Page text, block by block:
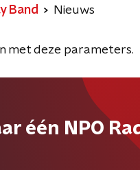
Band Nieuws
met deze parameters.
één NPO